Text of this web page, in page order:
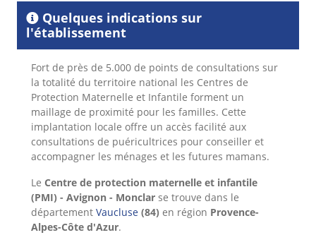
Quelques indications sur
l'établissement
Fort de près de 5.000 de points de consultations sur
la totalité du territoire national les Centres de
Protection Maternelle et Infantile forment un
maillage de proximité pour les familles. Cette
implantation locale offre un accès facilité aux
consultations de puéricultrices pour conseiller et
accompagner les ménages et les futures mamans.
Le Centre de protection maternelle et infantile
(PMI) - Avignon - Monclar se trouve dans le
département Vaucluse (84) en région Provence-
Alpes-Côte d'Azur.